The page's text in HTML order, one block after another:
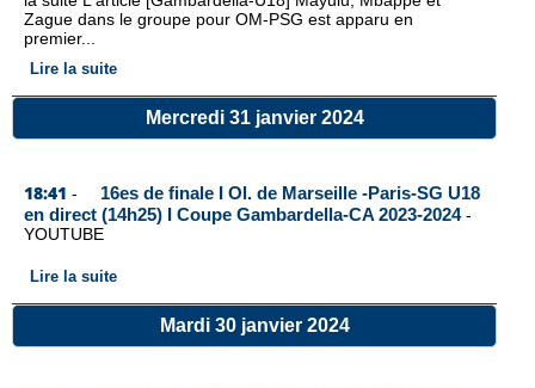
Zague dans le groupe pour OM-PSG est apparu en
premier...
Lire la suite
Mercredi 31 janvier 2024
18:41 -
16es de finale I Ol. de Marseille -Paris-SG U18
en direct (14h25) I Coupe Gambardella-CA 2023-2024-
YOUTUBE
Lire la suite
Mardi 30 janvier 2024